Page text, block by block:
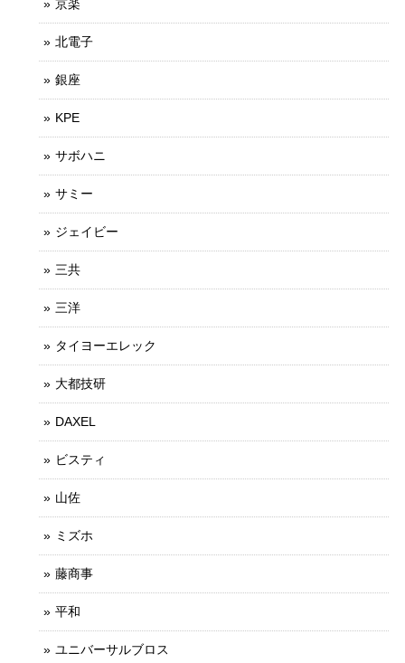
京楽
北電子
銀座
KPE
サボハニ
サミー
ジェイビー
三共
三洋
タイヨーエレック
大都技研
DAXEL
ビスティ
山佐
ミズホ
藤商事
平和
ユニバーサルブロス